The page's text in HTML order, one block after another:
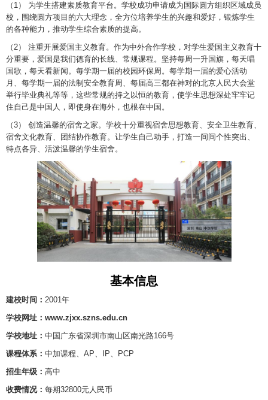
（1） 为学生搭建素质教育平台。学校成功申请成为国际圆方组织区域成员
校，围绕圆方项目的六大理念，全方位培养学生的兴趣和爱好，锻炼学生
的各种能力，推动学生综合素质的提高。
（2） 注重开展爱国主义教育。作为中外合作学校，对学生爱国主义教育十
分重要，爱国是我们德育的长线、常规课程。坚持每周一升国旗，每天唱
国歌，每天看新闻。每学期一届的校园环保周。每学期一届的爱心活动
月、每学期一届的法制安全教育周、每届高三都在神对的北京人民大会堂
举行毕业典礼等等，这些常规的持之以恒的教育，使学生思想深处牢牢记
住自己是中国人，即使身在海外，也根在中国。
（3） 创造温馨的宿舍之家。学校十分重视宿舍思想教育、安全卫生教育、
宿舍文化教育、团结协作教育。让学生自己动手，打造一间间个性突出、
特点各异、活泼温馨的学生宿舍。
基本信息
建校时间： 2001年
学校网址：www.zjxx.szns.edu.cn
学校地址： 中国广东省深圳市南山区南光路166号
课程体系： 中加课程、AP、IP、PCP
招生年级： 高中
收费情况： 每期32800元人民币